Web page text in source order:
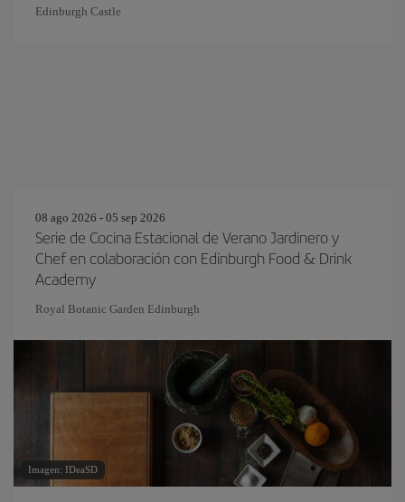
Edinburgh Castle
08 ago 2026 - 05 sep 2026
Serie de Cocina Estacional de Verano Jardinero y
Chef en colaboración con Edinburgh Food & Drink
Academy
Royal Botanic Garden Edinburgh
Imagen: IDeaSD